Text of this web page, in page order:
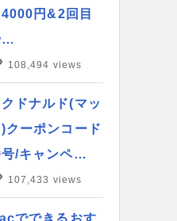
4000円&2回目
…
108,494 views
ドナルド(マッ
クーポンコード
号/キャンペ…
107,433 views
でできるおす